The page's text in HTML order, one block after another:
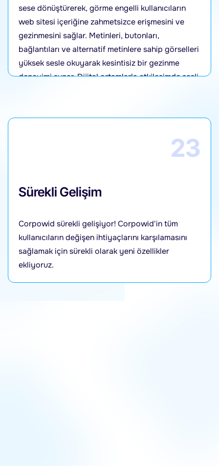
sese dönüştürerek, görme engelli kullanıcıların
web sitesi içeriğine zahmetsizce erişmesini ve
gezinmesini sağlar. Metinleri, butonları,
bağlantıları ve alternatif metinlere sahip görselleri
yüksek sesle okuyarak kesintisiz bir gezinme
deneyimi sunar. Dijital ortamlarla etkileşimde sesli
23
Sürekli Gelişim
Corpowid sürekli gelişiyor! Corpowid'in tüm
kullanıcıların değişen ihtiyaçlarını karşılamasını
sağlamak için sürekli olarak yeni özellikler
ekliyoruz.